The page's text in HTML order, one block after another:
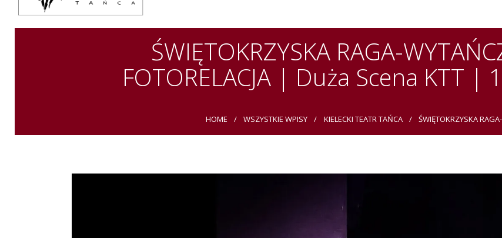
ŚWIĘTOKRZYSKA RAGA-
FOTORELACJA | Duża Scena KTT |
HOME WSZYSTKIE WPISY KIELECKI TEATR TAŃCA ŚWIĘTOKRZYSKA
Festiwal
Kurs instruktorski
Sprawozdania